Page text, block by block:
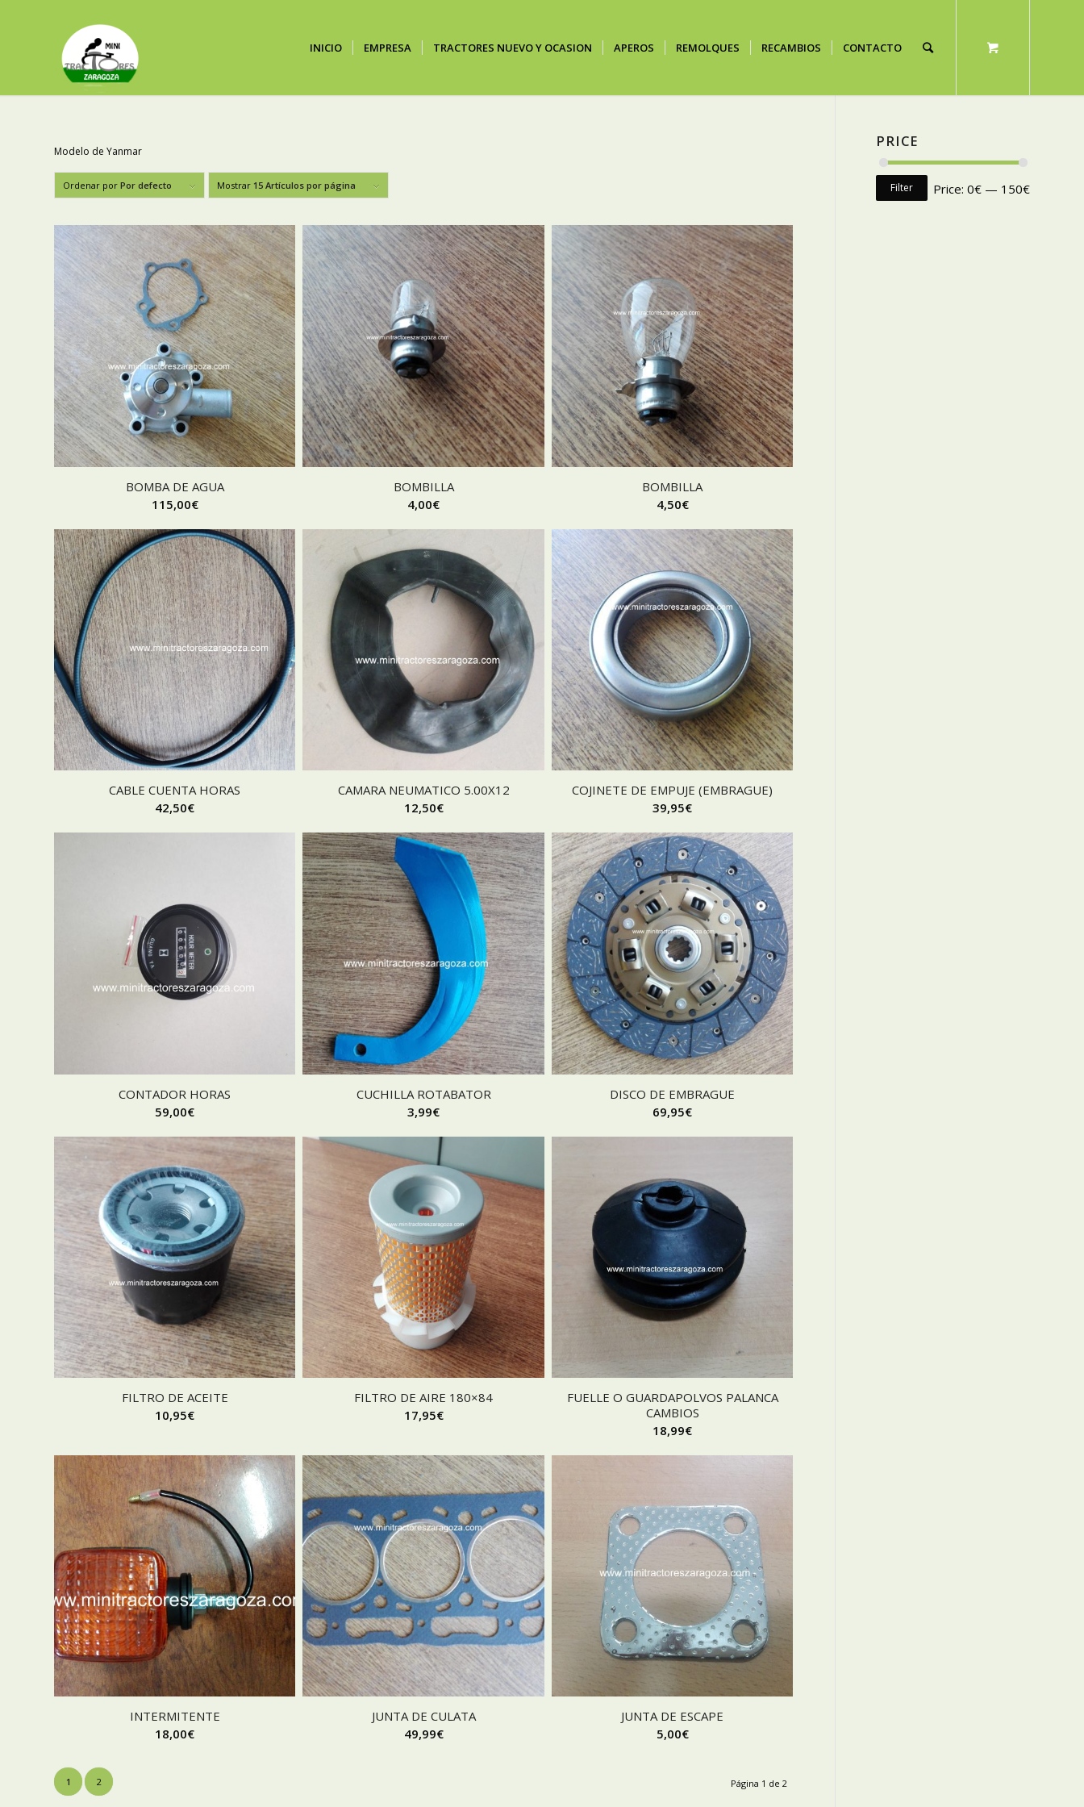
INICIO EMPRESA TRACTORES NUEVO Y OCASION APEROS REMOLQUES RECAMBIOS CONTACTO
Modelo de Yanmar
Ordenar por Por defecto Mostrar 15 Artículos por página
BOMBA DE AGUA
115,00€
BOMBILLA
4,00€
BOMBILLA
4,50€
CABLE CUENTA HORAS
42,50€
CAMARA NEUMATICO 5.00X12
12,50€
COJINETE DE EMPUJE (EMBRAGUE)
39,95€
CONTADOR HORAS
59,00€
CUCHILLA ROTABATOR
3,99€
DISCO DE EMBRAGUE
69,95€
FILTRO DE ACEITE
10,95€
FILTRO DE AIRE 180×84
17,95€
FUELLE O GUARDAPOLVOS PALANCA
CAMBIOS
18,99€
INTERMITENTE
18,00€
JUNTA DE CULATA
49,99€
JUNTA DE ESCAPE
5,00€
Página 1 de 2
1 2
PRICE
Filter Price: 0€ — 150€